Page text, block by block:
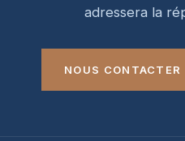
adressera la
NOUS CONTACTER